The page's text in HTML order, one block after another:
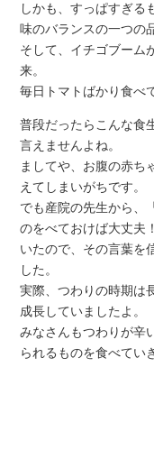
しかも、すっぱすぎる
味のバランスの一つの
そして、イチゴブーム
来。
毎日トマトばかり食べ
普段だったらこんな食
言えませんよね。
ましてや、お腹の赤
えてしまいがちです。
でも産院の先生から、
のをべておけば大丈夫
いたので、その言葉を
した。
実際、つわりの時期は
成長していましたよ。
みなさんもつわりが辛
られるものを食べてい